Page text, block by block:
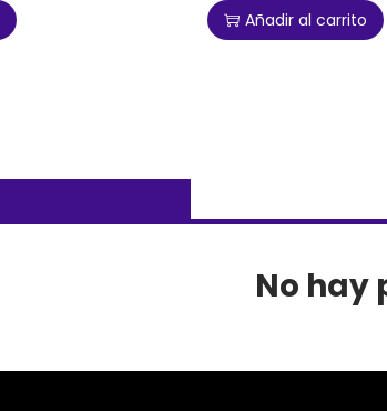
Añadir al carrito
No hay